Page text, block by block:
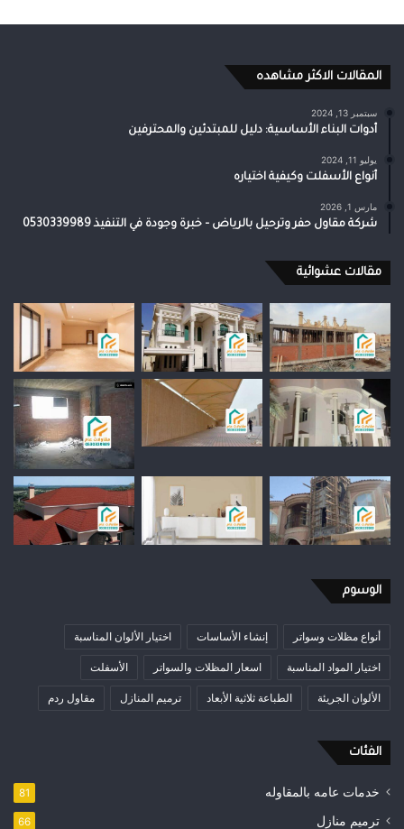
المقالات الاكثر مشاهده
سبتمبر 13, 2024
أدوات البناء الأساسية: دليل للمبتدئين والمحترفين
يوليو 11, 2024
أنواع الأسفلت وكيفية اختياره
مارس 1, 2026
شركة مقاول حفر وترحيل بالرياض – خبرة وجودة في التنفيذ 0530339989
مقالات عشوائية
الوسوم
أنواع مظلات وسواتر إنشاء الأساسات اختيار الألوان المناسبة
اختيار المواد المناسبة اسعار المظلات والسواتر الأسفلت
الألوان الجريئة الطباعة ثلاثية الأبعاد ترميم المنازل مقاول ردم
الفئات
خدمات عامه بالمقاوله 81
ترميم منازل 66